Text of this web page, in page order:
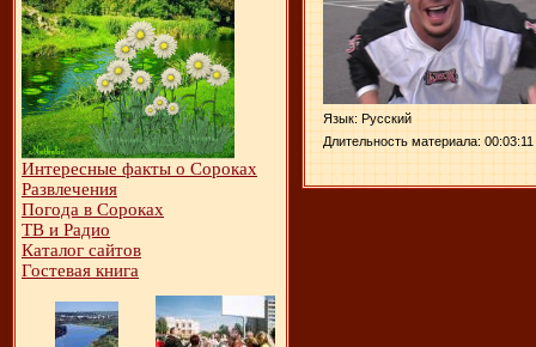
Интересные факты о Сороках
Развлечения
Погода в Сороках
ТВ и Радио
Каталог сайтов
Гостевая книга
Язык: Русский
Длительность материала: 00:03:11